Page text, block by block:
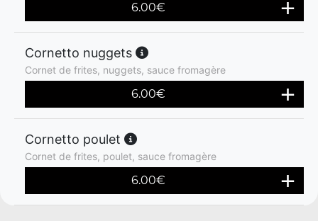
6.00€
Cornetto nuggets
Cornet de frites, nuggets, sauce fromagère
6.00€
Cornetto poulet
Cornet de frites, poulet, sauce fromagère
6.00€